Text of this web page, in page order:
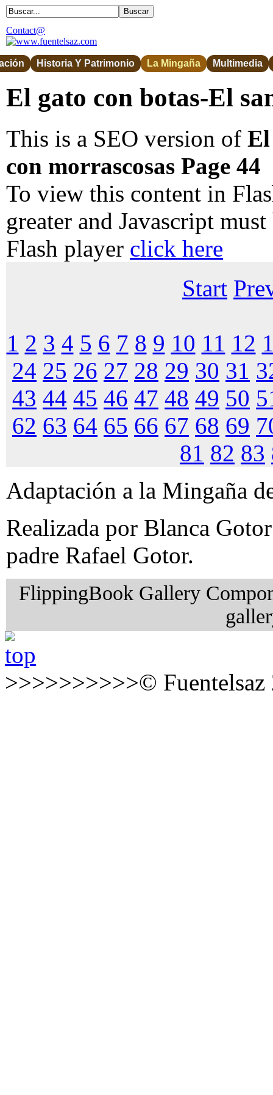
Contact@
Historia Y Patrimonio La Mingaña Multimedia
El gato con botas-El
This is a SEO version of El
con morrascosas Page 44
To view this content in
greater and Javascript
Flash player click here
Start
1 2 3 4 5 6 7 8 9 10 11 12
24 25 26 27 28 29 30 31
43 44 45 46 47 48 49 50
62 63 64 65 66 67 68 69
81 82 83
Adaptación a la Mingaña
Realizada por Blanca
padre Rafael Gotor.
FlippingBook Gallery
>>>>>>>>>>© Fuentelsaz